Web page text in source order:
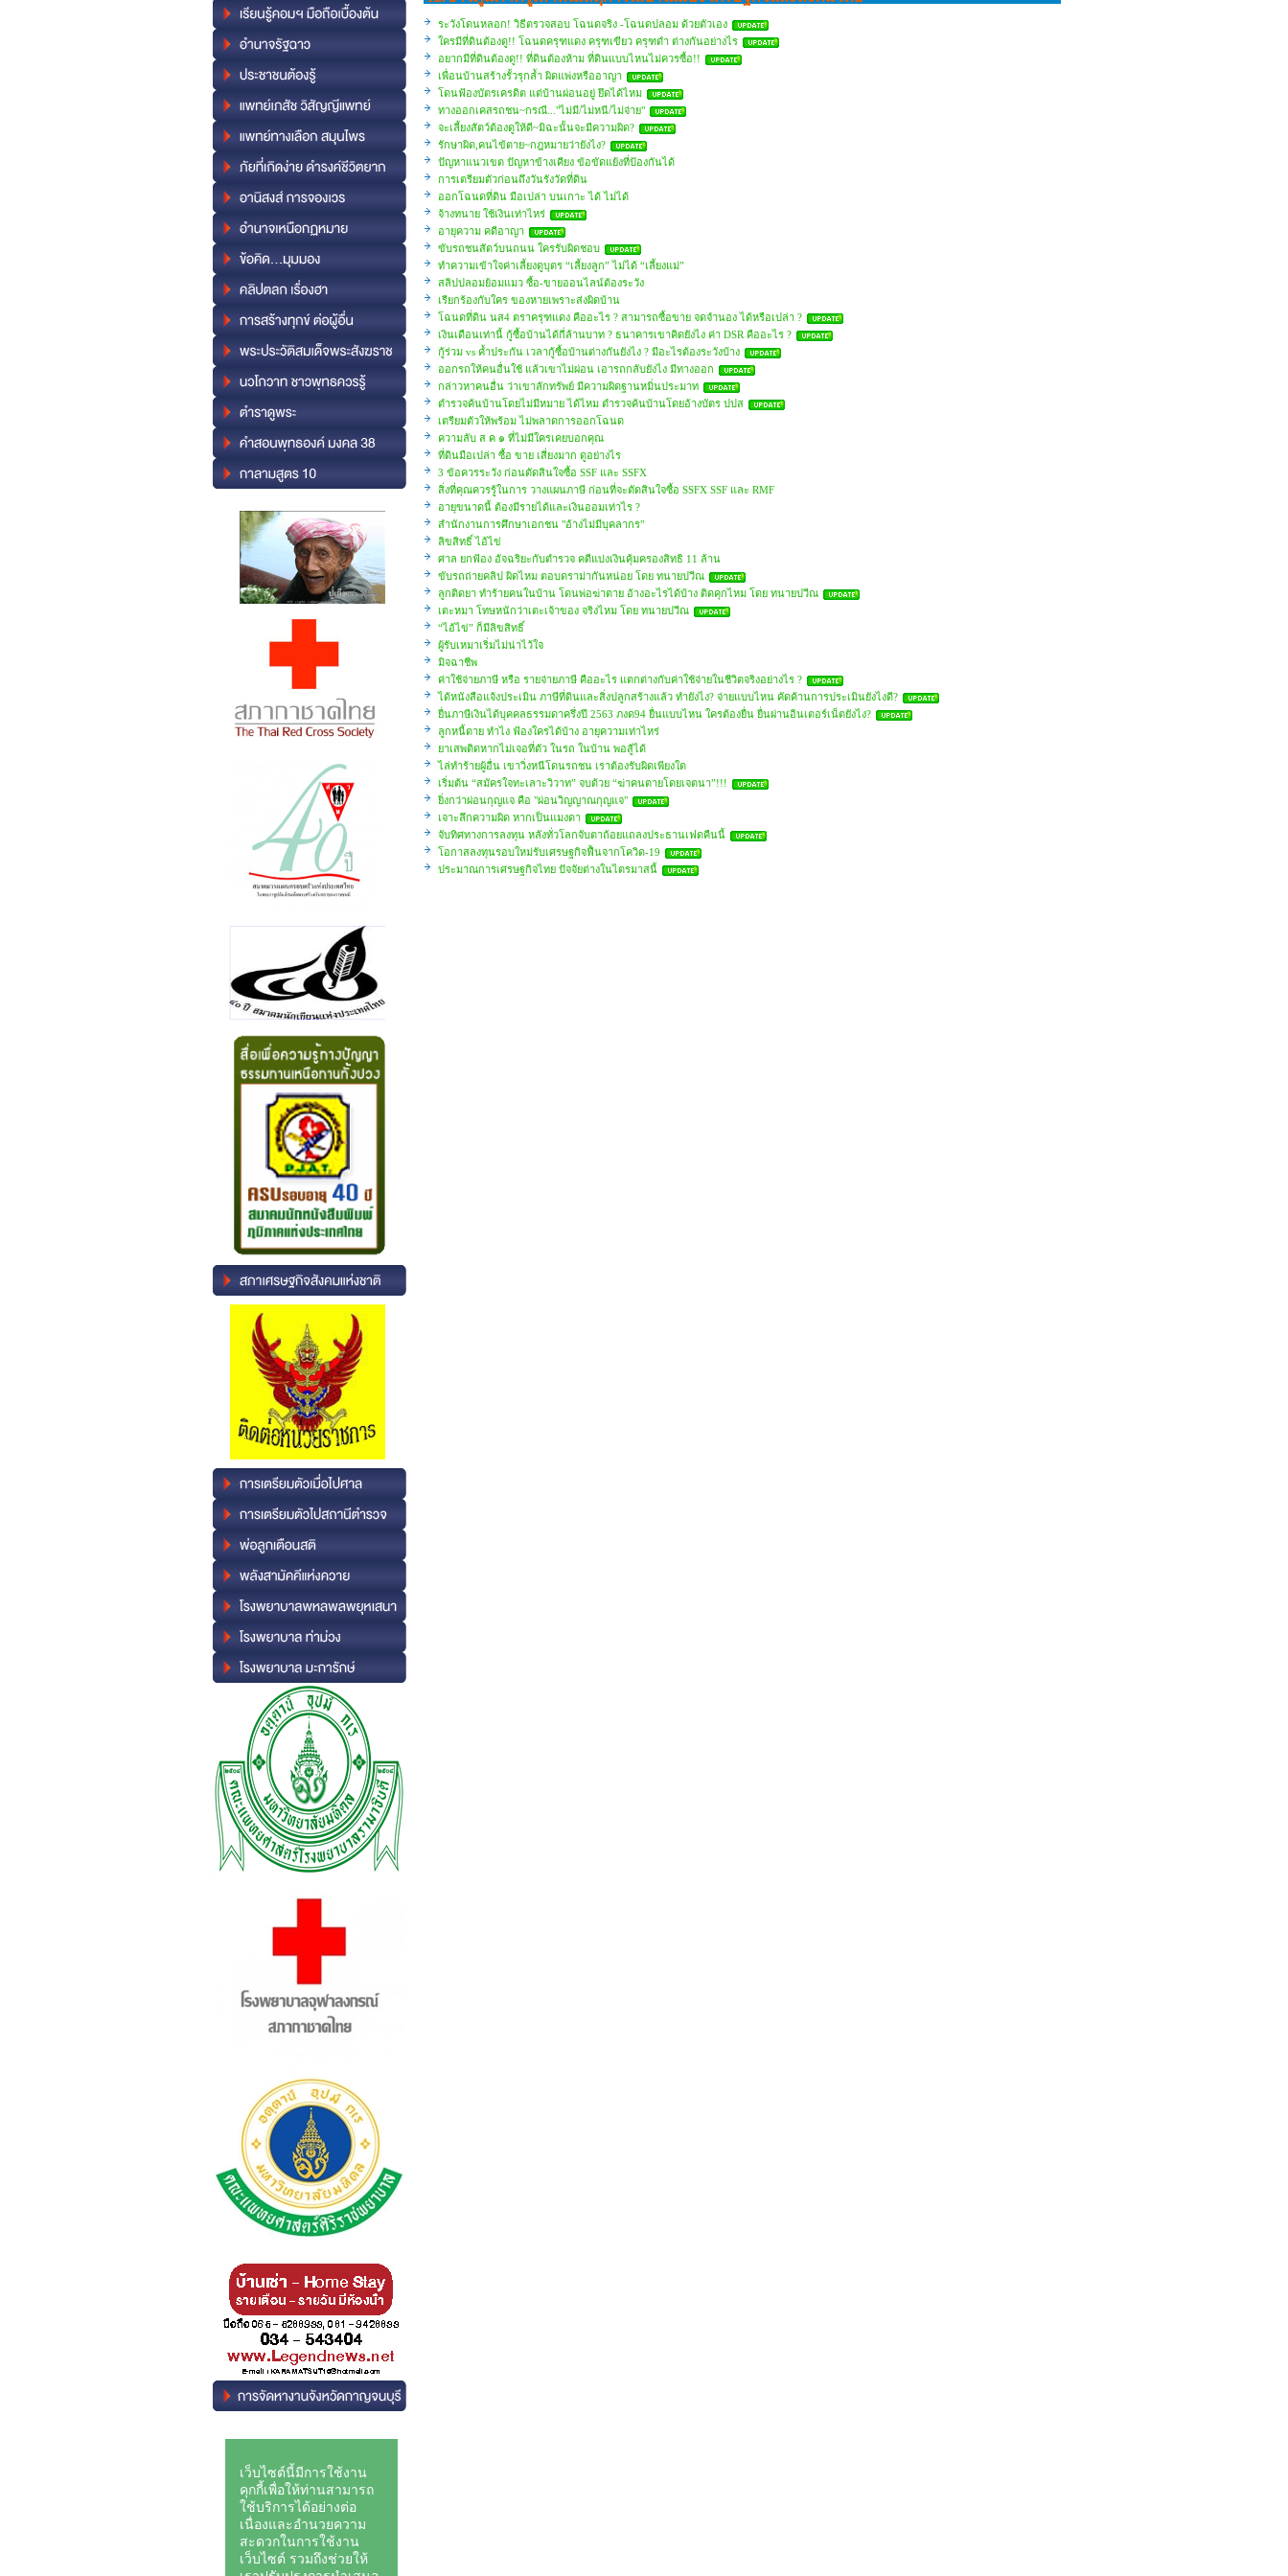
ระวังโดนหลอก! วิธีตรวจสอบ โฉนดจริง -โฉนดปลอม ด้วยตัวเอง
ใครมีที่ดินต้องดู!! โฉนดครุฑแดง ครุฑเขียว ครุฑดำ ต่างกันอย่างไร
อยากมีที่ดินต้องดู!! ที่ดินต้องห้าม ที่ดินแบบไหนไม่ควรซื้อ!!
เพื่อนบ้านสร้างรั้วรุกล้ำ ผิดแพ่งหรืออาญา
โดนฟ้องบัตรเครดิต แต่บ้านผ่อนอยู่ ยึดได้ไหม
ทางออกเคสรถชน~กรณี..."ไม่มี/ไม่หนี/ไม่จ่าย"
จะเลี้ยงสัตว์ต้องดูให้ดี~มิฉะนั้นจะมีความผิด?
รักษาผิด,คนไข้ตาย~กฎหมายว่ายังไง?
ปัญหาแนวเขต ปัญหาข้างเคียง ข้อขัดแย้งที่ป้องกันได้
การเตรียมตัวก่อนถึงวันรังวัดที่ดิน
ออกโฉนดที่ดิน มือเปล่า บนเกาะ ได้ ไม่ได้
จ้างทนาย ใช้เงินเท่าไหร่
อายุความ คดีอาญา
ขับรถชนสัตว์บนถนน ใครรับผิดชอบ
ทำความเข้าใจค่าเลี้ยงดูบุตร “เลี้ยงลูก” ไม่ได้ “เลี้ยงแม่”
สลิปปลอมย้อมแมว ซื้อ-ขายออนไลน์ต้องระวัง
เรียกร้องกับใคร ของหายเพราะส่งผิดบ้าน
โฉนดที่ดิน นส4 ตราครุฑแดง คืออะไร ? สามารถซื้อขาย จดจำนอง ได้หรือเปล่า ?
เงินเดือนเท่านี้ กู้ซื้อบ้านได้กี่ล้านบาท ? ธนาคารเขาคิดยังไง ค่า DSR คืออะไร ?
กู้ร่วม vs ค้ำประกัน เวลากู้ซื้อบ้านต่างกันยังไง ? มีอะไรต้องระวังบ้าง
ออกรถให้คนอื่นใช้ แล้วเขาไม่ผ่อน เอารถกลับยังไง มีทางออก
กล่าวหาคนอื่น ว่าเขาลักทรัพย์ มีความผิดฐานหมิ่นประมาท
ตำรวจค้นบ้านโดยไม่มีหมาย ได้ไหม ตำรวจค้นบ้านโดยอ้างบัตร ปปส
เตรียมตัวให้พร้อม ไม่พลาดการออกโฉนด
ความลับ ส ค ๑ ที่ไม่มีใครเคยบอกคุณ
ที่ดินมือเปล่า ซื้อ ขาย เสี่ยงมาก ดูอย่างไร
3 ข้อควรระวัง ก่อนตัดสินใจซื้อ SSF และ SSFX
สิ่งที่คุณควรรู้ในการ วางแผนภาษี ก่อนที่จะตัดสินใจซื้อ SSFX SSF และ RMF
อายุขนาดนี้ ต้องมีรายได้และเงินออมเท่าไร ?
สำนักงานการศึกษาเอกชน "อ้างไม่มีบุคลากร"
ลิขสิทธิ์ ไอ้ไข่
ศาล ยกฟ้อง อัจฉริยะกับตำรวจ คดีแบ่งเงินคุ้มครองสิทธิ 11 ล้าน
ขับรถถ่ายคลิป ผิดไหม ตอบดราม่ากันหน่อย โดย ทนายปวีณ
ลูกติดยา ทำร้ายคนในบ้าน โดนพ่อฆ่าตาย อ้างอะไรได้บ้าง ติดคุกไหม โดย ทนายปวีณ
เตะหมา โทษหนักว่าเตะเจ้าของ จริงไหม โดย ทนายปวีณ
“ไอ้ไข่” ก็มีลิขสิทธิ์
ผู้รับเหมาเริ่มไม่น่าไว้ใจ
มิจฉาชีพ
ค่าใช้จ่ายภาษี หรือ รายจ่ายภาษี คืออะไร แตกต่างกับค่าใช้จ่ายในชีวิตจริงอย่างไร ?
ได้หนังสือแจ้งประเมิน ภาษีที่ดินและสิ่งปลูกสร้างแล้ว ทำยังไง? จ่ายแบบไหน คัดค้านการประเมินยังไงดี?
ยื่นภาษีเงินได้บุคคลธรรมดาครึ่งปี 2563 ภงด94 ยื่นแบบไหน ใครต้องยื่น ยื่นผ่านอินเตอร์เน็ตยังไง?
ลูกหนี้ตาย ทำไง ฟ้องใครได้บ้าง อายุความเท่าไหร่
ยาเสพติดหากไม่เจอที่ตัว ในรถ ในบ้าน พอสู้ได้
ไล่ทำร้ายผู้อื่น เขาวิ่งหนีโดนรถชน เราต้องรับผิดเพียงใด
เริ่มต้น “สมัครใจทะเลาะวิวาท” จบด้วย “ฆ่าคนตายโดยเจตนา”!!!
ยิ่งกว่าผ่อนกุญแจ คือ "ผ่อนวิญญาณกุญแจ"
เจาะลึกความผิด หากเป็นแมงดา
จับทิศทางการลงทุน หลังทั่วโลกจับตาถ้อยแถลงประธานเฟดคืนนี้
โอกาสลงทุนรอบใหม่รับเศรษฐกิจฟื้นจากโควิด-19
ประมาณการเศรษฐกิจไทย ปัจจัยต่างในไตรมาสนี้